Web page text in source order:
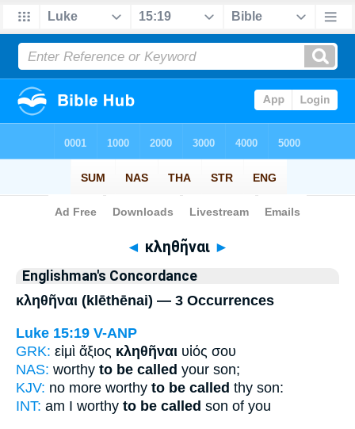
Bible>Strong's > Greek
◄ κληθῆναι ►
Englishman's Concordance
κληθῆναι (klēthēnai) — 3 Occurrences
Luke 15:19 V-ANP
GRK: εἰμὶ ἄξιος κληθῆναι υἱός σου
NAS: worthy to be called your son;
KJV: no more worthy to be called thy son:
INT: am I worthy to be called son of you